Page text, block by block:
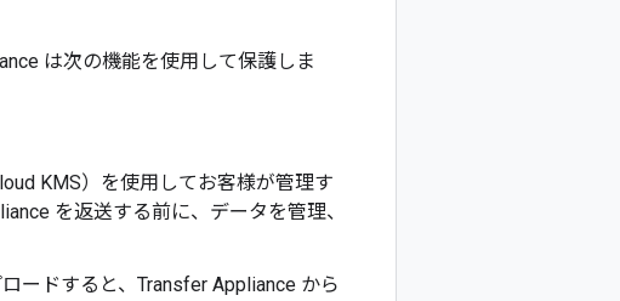
は次の機能を使用して保護しま
KMS）を使用してお客様が管理す
を返送する前に、データを管理、
ードすると、Transfer Appliance から